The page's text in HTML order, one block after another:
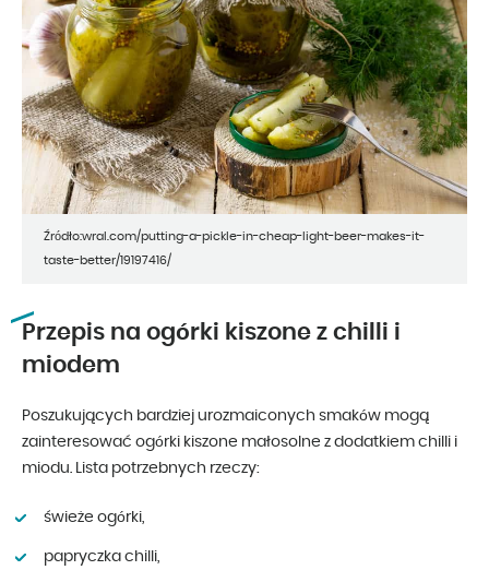
Źródło:wral.com/putting-a-pickle-in-cheap-light-beer-makes-it-
taste-better/19197416/
Przepis na ogórki kiszone z chilli i
miodem
Poszukujących bardziej urozmaiconych smaków mogą
zainteresować ogórki kiszone małosolne z dodatkiem chilli i
miodu. Lista potrzebnych rzeczy:
świeże ogórki,
papryczka chilli,